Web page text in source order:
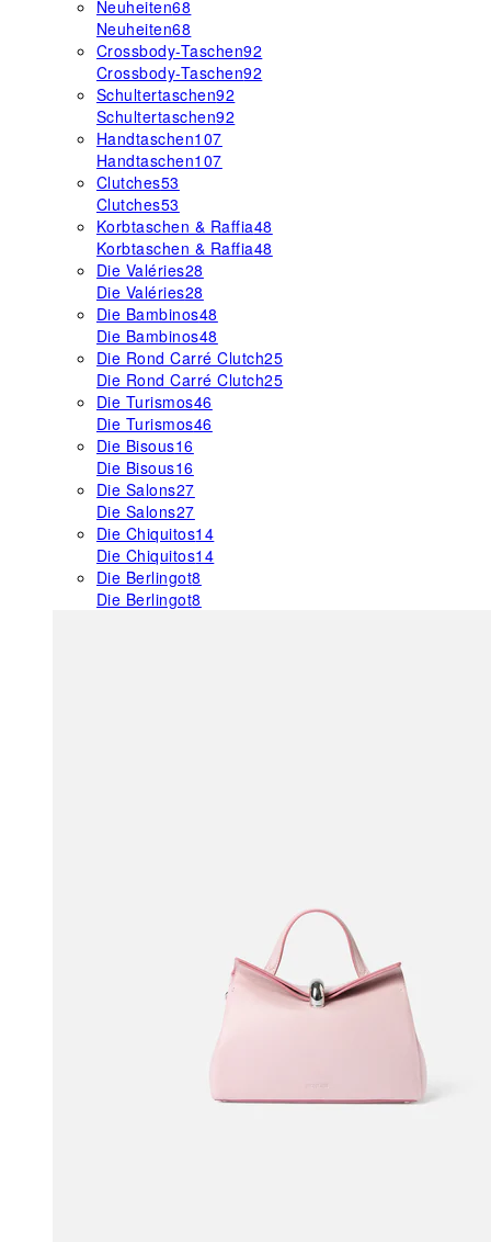
Neuheiten68
Neuheiten68
Crossbody-Taschen92
Crossbody-Taschen92
Schultertaschen92
Schultertaschen92
Handtaschen107
Handtaschen107
Clutches53
Clutches53
Korbtaschen & Raffia48
Korbtaschen & Raffia48
Die Valéries28
Die Valéries28
Die Bambinos48
Die Bambinos48
Die Rond Carré Clutch25
Die Rond Carré Clutch25
Die Turismos46
Die Turismos46
Die Bisous16
Die Bisous16
Die Salons27
Die Salons27
Die Chiquitos14
Die Chiquitos14
Die Berlingot8
Die Berlingot8